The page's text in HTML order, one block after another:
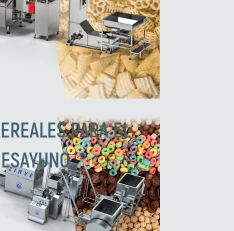
PARA EL